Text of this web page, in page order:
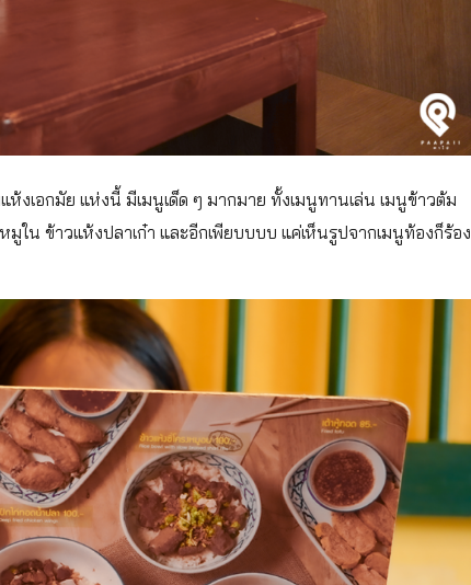
ห้งเอกมัย แห่งนี้ มีเมนูเด็ด ๆ มากมาย ทั้งเมนูทานเล่น เมนูข้าวต้ม
มูใน ข้าวแห้งปลาเก๋า และอีกเพียบบบบ แค่เห็นรูปจากเมนูท้องก็ร้อง